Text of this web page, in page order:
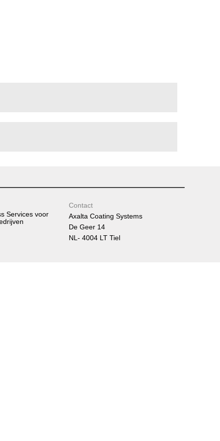
Services voor
Contact
Axalta Coating Systems
De Geer 14
NL- 4004 LT Tiel